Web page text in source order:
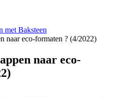
met Baksteen
naar eco-formaten ? (4/2022)
naar eco-